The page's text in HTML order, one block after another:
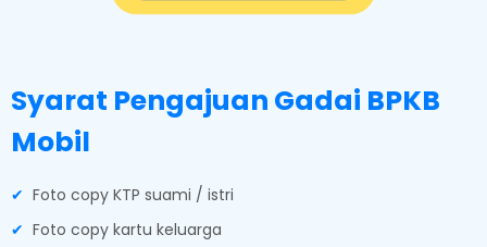
Syarat Pengajuan Gadai BPKB
Mobil
Foto copy KTP suami / istri
Foto copy kartu keluarga